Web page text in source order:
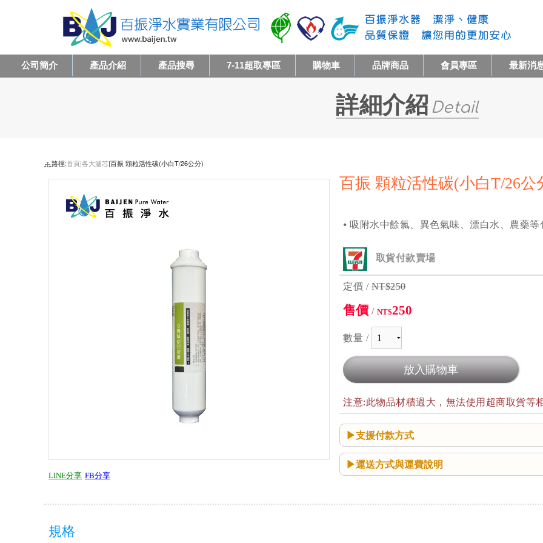
公司簡介 產品介紹 產品搜尋 7-11超取專區 購物車 品牌商品 會員專區 最新消
詳細介紹 Detail
路徑:首頁|各大濾芯|百振 顆粒活性碳(小白T/26公分)
LINE分享 FB分享
百振 顆粒活性碳(小白T/26公
⦁ 吸附水中餘氯、異色氣味、漂白水、農藥等
取貨付款賣場
定價 /NT$250
售價 / NT$250
數量 /
注意:此物品材積過大，無法使用超商取貨等
支援付款方式
運送方式與運費說明
規格